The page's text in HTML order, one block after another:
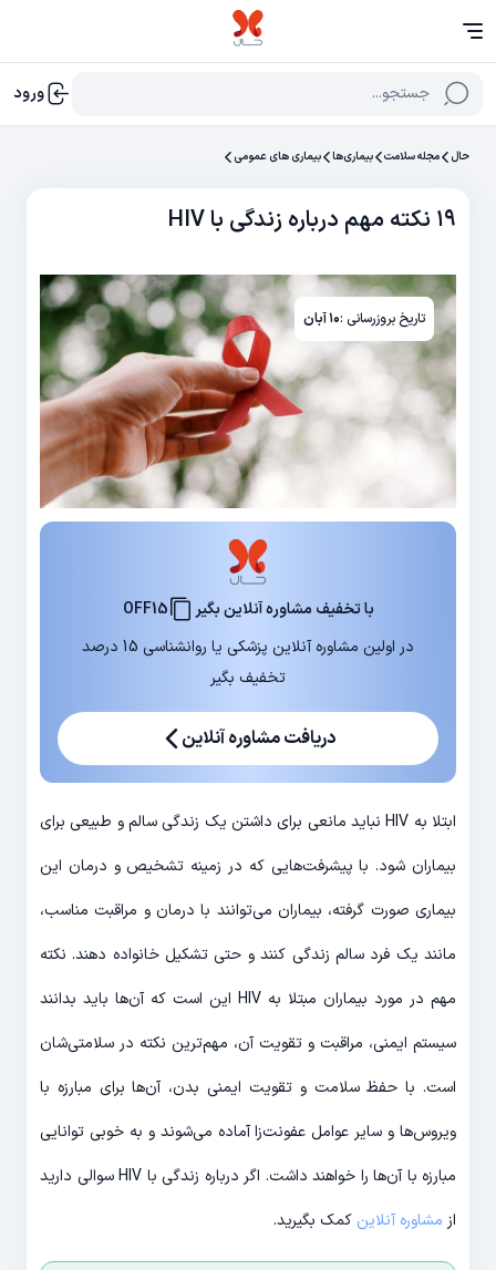
جستجو... ورود
حال مجله سلامت بیماری‌ها بیماری های عمومی
۱۹ نکته مهم درباره زندگی با HIV
تاریخ بروزرسانی :۱۰ آبان
با تخفیف مشاوره آنلاین بگیر
OFF15
در اولین مشاوره آنلاین پزشکی یا روانشناسی 15 درصد
تخفیف بگیر
دریافت مشاوره آنلاین
ابتلا به HIV نباید مانعی برای داشتن یک زندگی سالم و طبیعی برای
بیماران شود. با پیشرفت‌هایی که در زمینه تشخیص و درمان این
بیماری صورت گرفته، بیماران می‌توانند با درمان و مراقبت مناسب،
مانند یک فرد سالم زندگی کنند و حتی تشکیل خانواده دهند. نکته
مهم در مورد بیماران مبتلا به HIV این است که آ‌ن‌ها باید بدانند
سیستم ایمنی، مراقبت و تقویت آن، مهم‌ترین نکته در سلامتی‌شان
است. با حفظ سلامت و تقویت ایمنی بدن، آن‌ها برای مبارزه با
ویروس‌ها و سایر عوامل عفونت‌زا آماده می‌شوند و به خوبی توانایی
مبارزه با آن‌ها را خواهند داشت. اگر درباره زندگی با HIV سوالی دارید
از مشاوره آنلاین کمک بگیرید.